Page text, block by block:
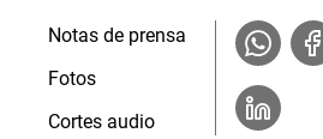
Notas de prensa
Fotos
Cortes audio